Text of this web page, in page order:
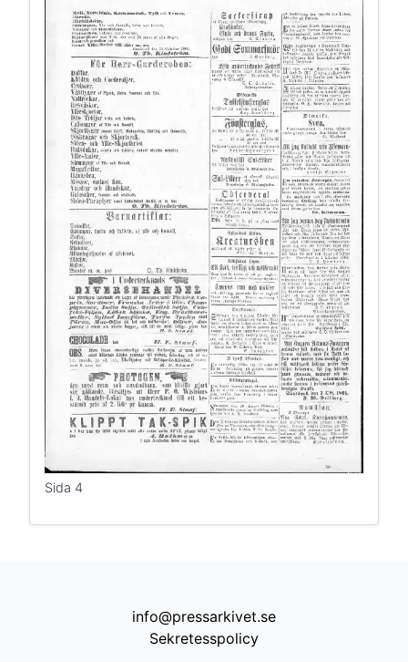
Sida 4
info@pressarkivet.se
Sekretesspolicy